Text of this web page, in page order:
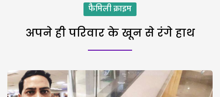
फैमिली क्राइम
अपने ही परिवार के खून से रंगे हाथ